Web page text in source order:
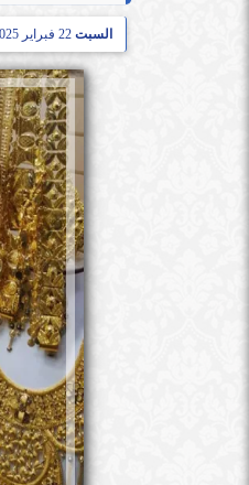
السبت 22 فبراير 2025